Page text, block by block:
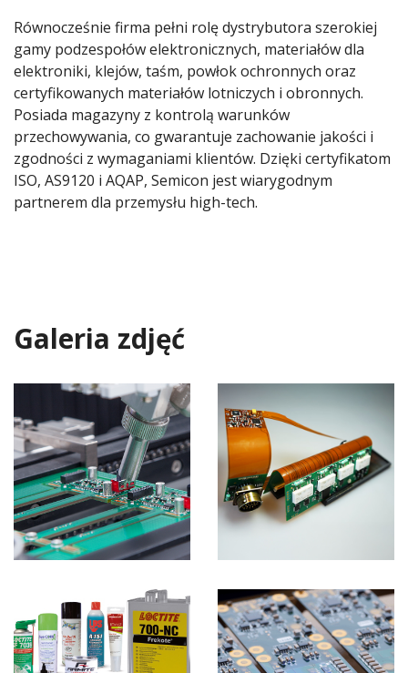
Równocześnie firma pełni rolę dystrybutora szerokiej
gamy podzespołów elektronicznych, materiałów dla
elektroniki, klejów, taśm, powłok ochronnych oraz
certyfikowanych materiałów lotniczych i obronnych.
Posiada magazyny z kontrolą warunków
przechowywania, co gwarantuje zachowanie jakości i
zgodności z wymaganiami klientów. Dzięki certyfikatom
ISO, AS9120 i AQAP, Semicon jest wiarygodnym
partnerem dla przemysłu high-tech.
Galeria zdjęć